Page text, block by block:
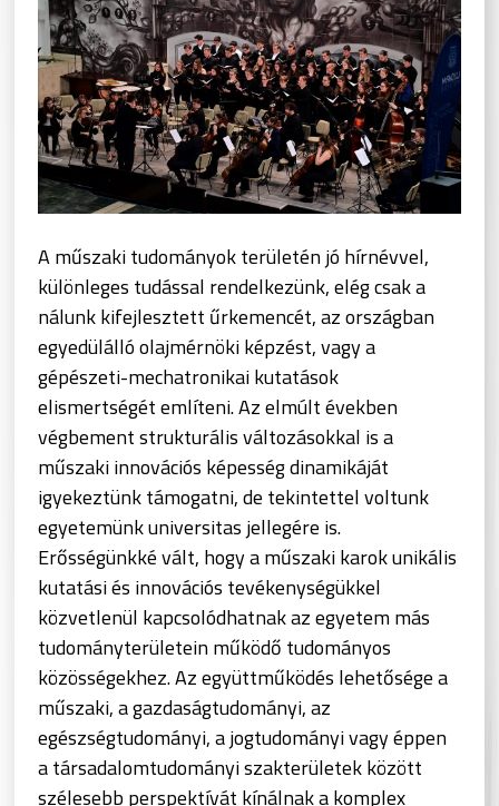
A műszaki tudományok területén jó hírnévvel,
különleges tudással rendelkezünk, elég csak a
nálunk kifejlesztett űrkemencét, az országban
egyedülálló olajmérnöki képzést, vagy a
gépészeti-mechatronikai kutatások
elismertségét említeni. Az elmúlt években
végbement strukturális változásokkal is a
műszaki innovációs képesség dinamikáját
igyekeztünk támogatni, de tekintettel voltunk
egyetemünk universitas jellegére is.
Erősségünkké vált, hogy a műszaki karok unikális
kutatási és innovációs tevékenységükkel
közvetlenül kapcsolódhatnak az egyetem más
tudományterületein működő tudományos
közösségekhez. Az együttműködés lehetősége a
műszaki, a gazdaságtudományi, az
egészségtudományi, a jogtudományi vagy éppen
a társadalomtudományi szakterületek között
szélesebb perspektívát kínálnak a komplex